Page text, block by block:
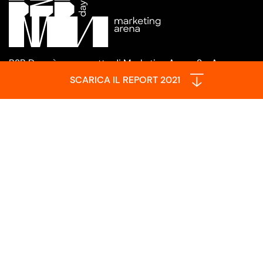
SCARICA IL REPORT 2021
B2B Days è un progetto di Marketing Arena S.p.A.